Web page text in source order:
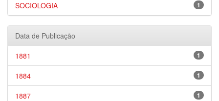
1
SOCIOLOGIA
Data de Publicação
1
1881
1
1884
1
1887